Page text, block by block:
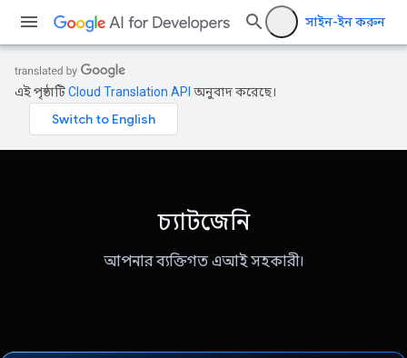
সাইন-ইন করুন
এই পৃষ্ঠাটিCloud Translation API অনুবাদ করেছে।
চ্যাটজেনি
আপনার ব্যক্তিগত এআই সহকারী।